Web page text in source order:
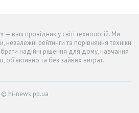
— ваш провідник у світі технологій. Ми
незалежні рейтинги та порівняння техніки
надійні рішення для дому, навчання
об’єктивно та без зайвих витрат.
© hi-news.pp.ua